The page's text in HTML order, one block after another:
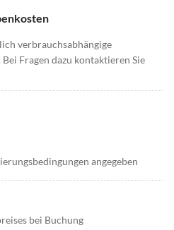
verbrauchsabhängige
Fragen dazu kontaktieren Sie
angegeben
bei Buchung